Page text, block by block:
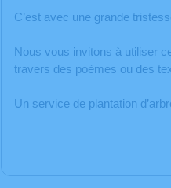
C’est avec une grande
Nous vous invitons à utiliser
travers des poèmes ou des
Un service de plantation